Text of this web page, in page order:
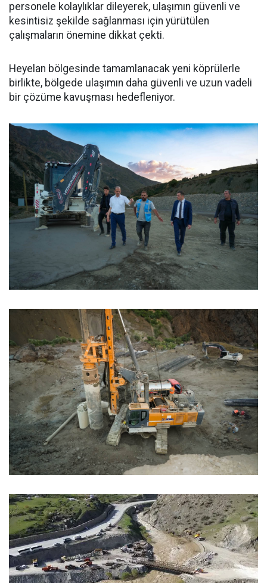
personele kolaylıklar dileyerek, ulaşımın güvenli ve
kesintisiz şekilde sağlanması için yürütülen
çalışmaların önemine dikkat çekti.
Heyelan bölgesinde tamamlanacak yeni köprülerle
birlikte, bölgede ulaşımın daha güvenli ve uzun vadeli
bir çözüme kavuşması hedefleniyor.